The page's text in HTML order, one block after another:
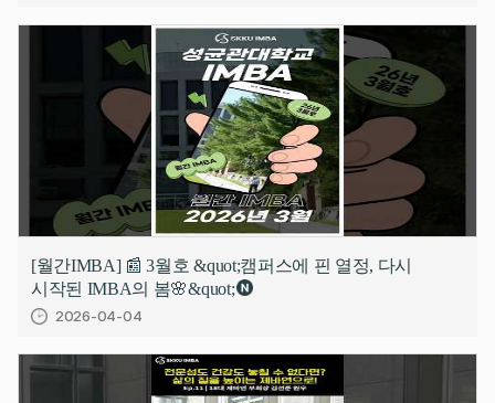
[월간IMBA] 📰 3월호 &quot;캠퍼스에 핀 열정, 다시
시작된 IMBA의 봄🌸&quot;
2026-04-04